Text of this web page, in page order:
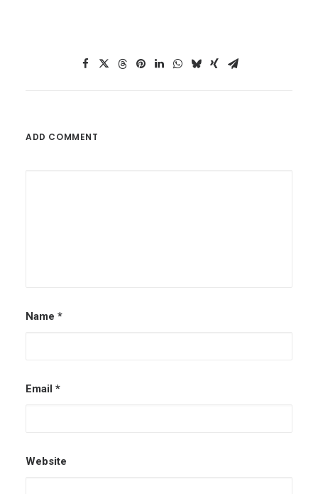
ADD COMMENT
Name *
Email *
Website